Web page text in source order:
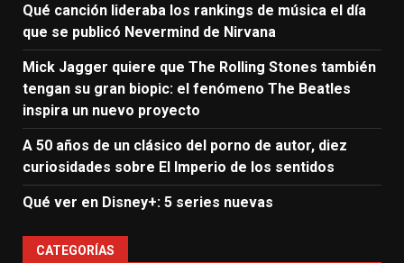
Qué canción lideraba los rankings de música el día
que se publicó Nevermind de Nirvana
Mick Jagger quiere que The Rolling Stones también
tengan su gran biopic: el fenómeno The Beatles
inspira un nuevo proyecto
A 50 años de un clásico del porno de autor, diez
curiosidades sobre El Imperio de los sentidos
Qué ver en Disney+: 5 series nuevas
CATEGORÍAS